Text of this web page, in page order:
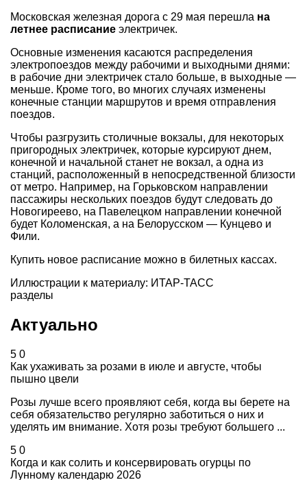
Московская железная дорога с 29 мая перешла на
летнее расписание электричек.
Основные изменения касаются распределения
электропоездов между рабочими и выходными днями:
в рабочие дни электричек стало больше, в выходные —
меньше. Кроме того, во многих случаях изменены
конечные станции маршрутов и время отправления
поездов.
Чтобы разгрузить столичные вокзалы, для некоторых
пригородных электричек, которые курсируют днем,
конечной и начальной станет не вокзал, а одна из
станций, расположенный в непосредственной близости
от метро. Например, на Горьковском направлении
пассажиры нескольких поездов будут следовать до
Новогиреево, на Павелецком направлении конечной
будет Коломенская, а на Белорусском — Кунцево и
Фили.
Купить новое расписание можно в билетных кассах.
Иллюстрации к материалу: ИТАР-ТАСС
разделы
Актуально
5 0
Как ухаживать за розами в июле и августе, чтобы
пышно цвели
Розы лучше всего проявляют себя, когда вы берете на
себя обязательство регулярно заботиться о них и
уделять им внимание. Хотя розы требуют большего ...
5 0
Когда и как солить и консервировать огурцы по
Лунному календарю 2026